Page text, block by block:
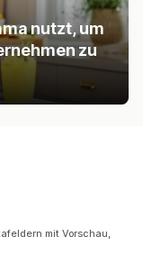
nutzt, um
zu
mit Vorschau,